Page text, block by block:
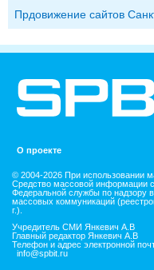
Прдовижение сайтов
О проекте
© 2004-2026 При использовании
Средство массовой информации
Федеральной службы по надзору
массовых коммуникаций
г.).
Учредитель СМИ Янкевич А.В
Главный редактор Янкевич А.В
Телефон и адрес электронной
info@spbit.ru